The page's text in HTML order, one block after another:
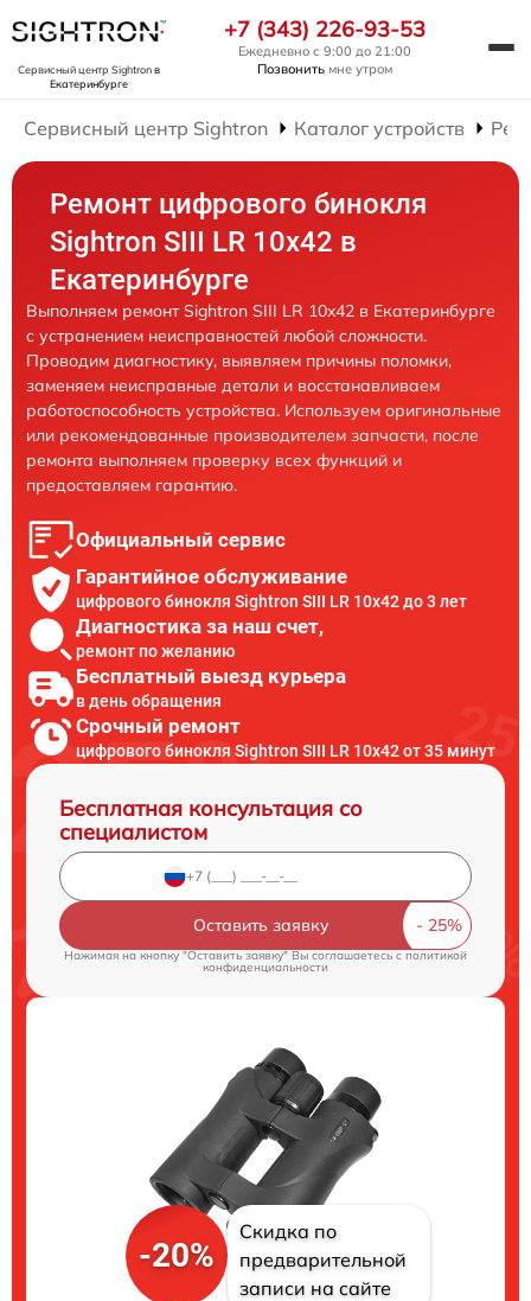
Сервисный центр Sightronв
Екатеринбурге
+7 (343) 226-93-53
Ежедневно с 9:00 до 21:00
Позвонить мне утром
Сервисный центр Sightron Каталог устройств
Ремонт цифрового бинокля
Sightron SIII LR 10x42 в
Екатеринбурге
Выполняем ремонт Sightron SIII LR 10x42 в Екатеринбурге
с устранением неисправностей любой сложности.
Проводим диагностику, выявляем причины поломки,
заменяем неисправные детали и восстанавливаем
работоспособность устройства. Используем оригинальные
или рекомендованные производителем запчасти, после
ремонта выполняем проверку всех функций и
предоставляем гарантию.
Официальный сервис
Гарантийное обслуживание
цифрового бинокля Sightron SIII LR 10x42 до 3 лет
Диагностика за наш счет,
ремонт по желанию
Бесплатный выезд курьера
в день обращения
Срочный ремонт
цифрового бинокля Sightron SIII LR 10x42 от 35 минут
Бесплатная консультация со
специалистом
Оставить заявку
Нажимая на кнопку "Оставить заявку" Вы соглашаетесь cполитикой
конфиденциальности
-20%
Скидка по
предварительной
записи на сайте